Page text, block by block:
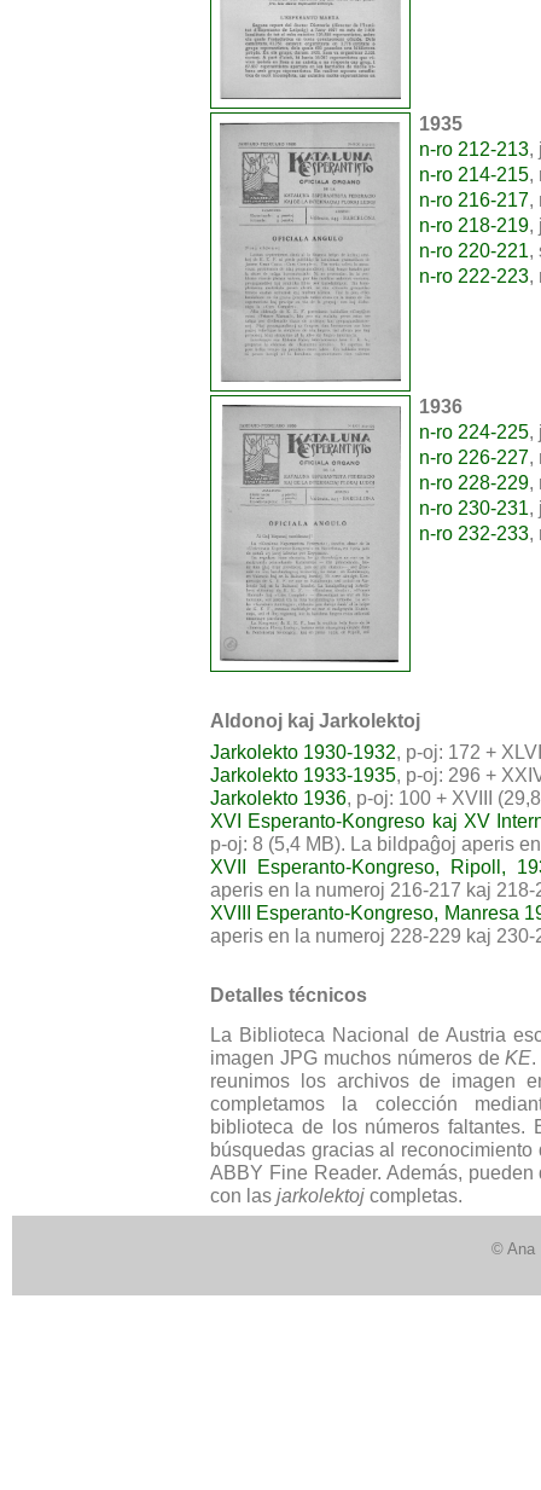
1935
n-ro 212-213,
n-ro 214-215,
n-ro 216-217,
n-ro 218-219,
n-ro 220-221,
n-ro 222-223,
1936
n-ro 224-225,
n-ro 226-227,
n-ro 228-229,
n-ro 230-231,
n-ro 232-233,
Aldonoj kaj Jarkolektoj
Jarkolekto 1930-1932, p-oj: 172 +
Jarkolekto 1933-1935, p-oj: 296 +
Jarkolekto 1936, p-oj: 100 + XVIII
XVI Esperanto-Kongreso kaj XV
p-oj: 8 (5,4 MB). La bildpaĝoj aperis
XVII Esperanto-Kongreso, Ripoll,
aperis en la numeroj 216-217 kaj 218-
XVIII Esperanto-Kongreso, Manresa
aperis en la numeroj 228-229 kaj 230-
Detalles técnicos
La Biblioteca Nacional de Austria
imagen JPG muchos números deKE
reunimos los archivos de imagen
completamos la colección
biblioteca de los números faltantes.
búsquedas gracias al
ABBY Fine Reader. Además,
con las jarkolektoj completas.
© Ana